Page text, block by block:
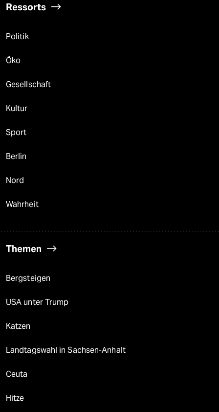
Ressorts
Politik
Öko
Gesellschaft
Kultur
Sport
Berlin
Nord
Wahrheit
Themen
Bergsteigen
USA unter Trump
Katzen
Landtagswahl in Sachsen-Anhalt
Ceuta
Hitze